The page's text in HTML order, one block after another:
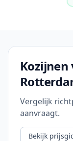
Vergelijk
aanvraagt.
Bekijk